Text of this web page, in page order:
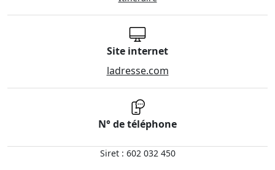
Site internet
ladresse.com
N° de téléphone
Siret : 602 032 450